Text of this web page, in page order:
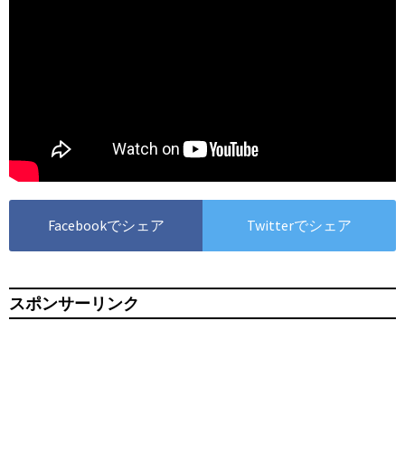
Facebookでシェア Twitterでシェア
スポンサーリンク